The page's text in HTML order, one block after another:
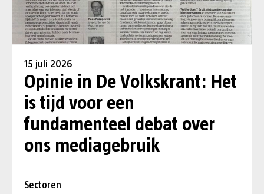
15 juli 2026
Opinie in De Volkskrant: Het
is tijd voor een
fundamenteel debat over
ons mediagebruik
Sectoren